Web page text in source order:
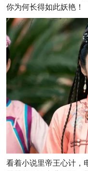
你为何长得如此妖艳！
看着小说里帝王心计，